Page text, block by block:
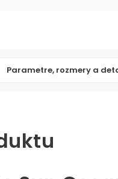
Parametre, rozmery a